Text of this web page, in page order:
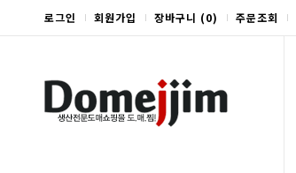
로그인 회원가입 장바구니 (0) 주문조회